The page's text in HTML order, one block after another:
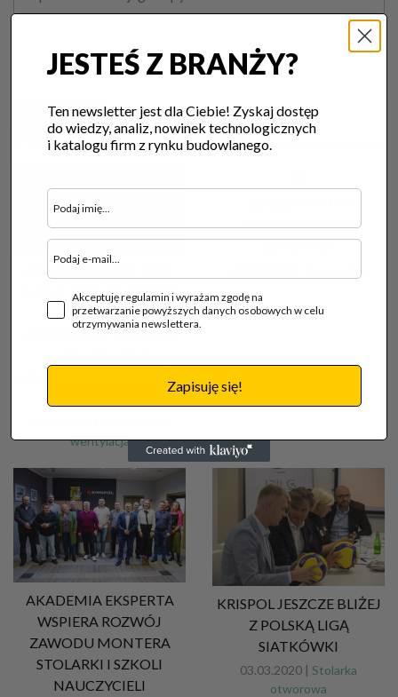
Wyślij
PODOBNE WYDARZENIA
MTP INSTALACJE 2020 –
NASZE WIELOGAZOWE
STACJONARNE
DETEKTORY ZOSTAŁY
wentylacja
KAWALERIA” NA
ZDROWIE!
AKADEMIA EKSPERTA
WSPIERA ROZWÓJ
ZAWODU MONTERA
STOLARKI I SZKOLI
NAUCZYCIELI
KRISPOL JESZCZE BLIŻEJ
Z POLSKĄ LIGĄ
SIATKÓWKI
03.03.2020 | Stolarka
otworowa
JESTEŚ Z BRANŻY?
Ten newsletter jest dla Ciebie! Zyskaj dostęp
do wiedzy, analiz, nowinek technologicznych
i katalogu firm z rynku budowlanego.
Akceptuję regulamin i wyrażam zgodę na
przetwarzanie powyższych danych osobowych w celu
otrzymywania newslettera.
Zapisuję się!